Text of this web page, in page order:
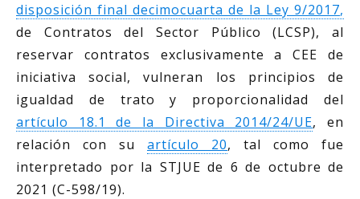
disposición final decimocuarta de la Ley 9/2017,
de Contratos del Sector Público (LCSP), al
reservar contratos exclusivamente a CEE de
iniciativa social, vulneran los principios de
igualdad de trato y proporcionalidad del
artículo 18.1 de la Directiva 2014/24/UE, en
relación con su artículo 20, tal como fue
interpretado por la STJUE de 6 de octubre de
2021 (C-598/19).